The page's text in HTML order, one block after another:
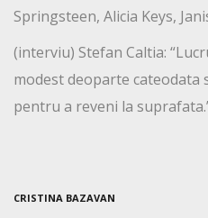
Springsteen, Alicia Keys,
(interviu) Stefan Caltia:
modest deoparte cateodata
pentru a reveni la
CRISTINA BAZAVAN